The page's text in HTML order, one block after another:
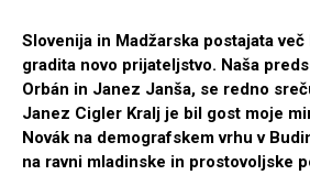
Slovenija in Madžarska postajata
gradita novo prijateljstvo. Naša
Orbán in Janez Janša, se redno
Janez Cigler Kralj je bil gost moje
Novák na demografskem vrhu v
na ravni mladinske in prostovoljske